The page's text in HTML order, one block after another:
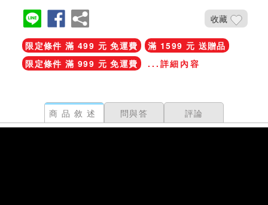
收藏
限定條件 滿 499 元 免運費
滿 1599 元 送贈品
限定條件 滿 999 元 免運費
...詳細內容
商品敘述 問與答 評論